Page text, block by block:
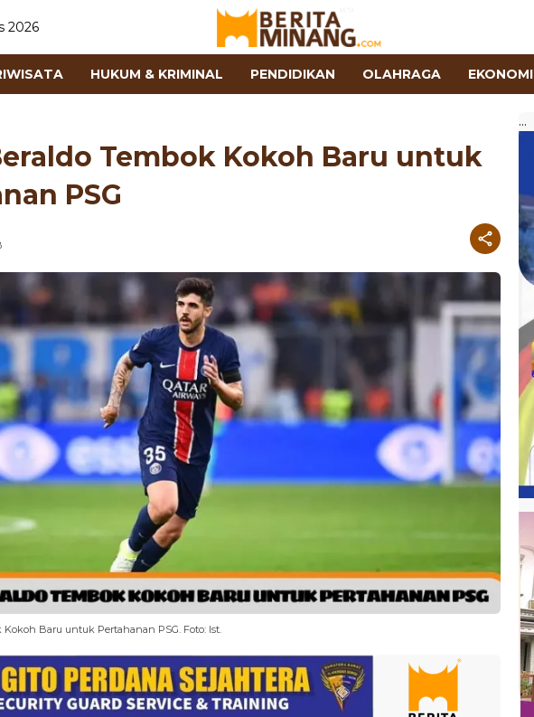
2026
HUKUM & KRIMINAL PENDIDIKAN OLAHRAGA EKONOMI
Tembok Kokoh Baru untuk
PSG
Kokoh Baru untuk Pertahanan PSG. Foto: Ist.
...